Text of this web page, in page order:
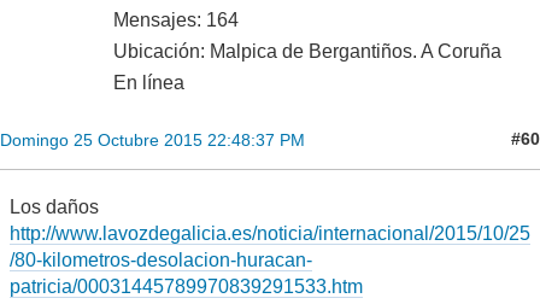
Mensajes: 164
Ubicación: Malpica de Bergantiños. A Coruña
En línea
Domingo 25 Octubre 2015 22:48:37 PM #60
Los daños
http://www.lavozdegalicia.es/noticia/internacional/2015/10/25
/80-kilometros-desolacion-huracan-
patricia/00031445789970839291533.htm